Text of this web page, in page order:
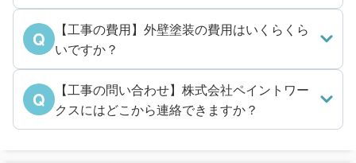
Q
【工事の費用】外壁塗装の費用はいくらくら
いですか？
Q
【工事の問い合わせ】株式会社ペイントワー
クスにはどこから連絡できますか？